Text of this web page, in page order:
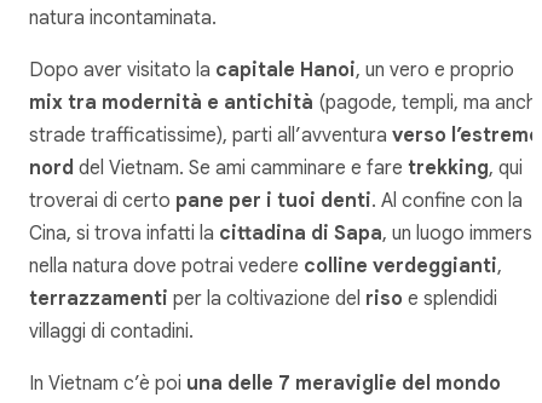
natura incontaminata.
Dopo aver visitato la capitale Hanoi, un vero e proprio
mix tra modernità e antichità (pagode, templi, ma
strade trafficatissime), parti all’avventura verso l’estremo
nord del Vietnam. Se ami camminare e fare trekking, qui
troverai di certo pane per i tuoi denti. Al confine con la
Cina, si trova infatti la cittadina di Sapa, un luogo
nella natura dove potrai vedere colline verdeggianti,
terrazzamenti per la coltivazione del riso e splendidi
villaggi di contadini.
In Vietnam c’è poi una delle 7 meraviglie del mondo